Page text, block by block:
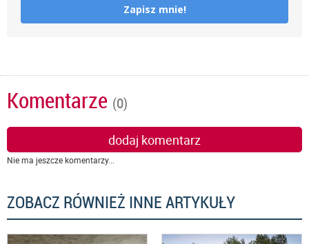
Zapisz mnie!
Komentarze (0)
dodaj komentarz
Nie ma jeszcze komentarzy...
ZOBACZ RÓWNIEŻ INNE ARTYKUŁY